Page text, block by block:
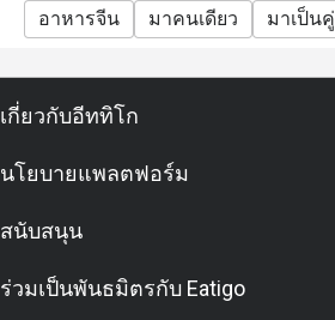
อาหารจีน มาคนเดียว มาเป็นคู่
เกี่ยวกับอีททิโก
นโยบายแพลตฟอร์ม
สนับสนุน
ร่วมเป็นพันธมิตรกับ Eatigo